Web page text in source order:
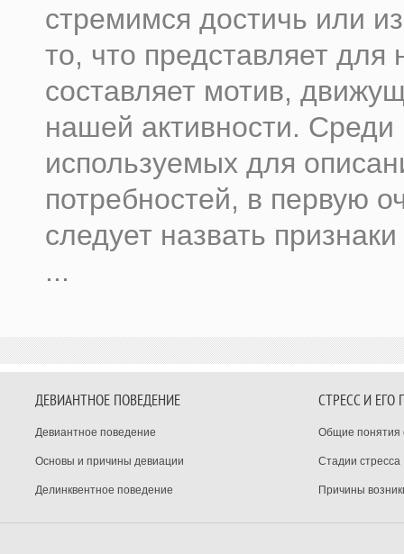
стремимся достичь или
то, что представляет для
составляет мотив,
нашей активности. Среди
используемых для
потребностей, в первую
следует назвать
...
ДЕВИАНТНОЕ ПОВЕДЕНИЕ
Девиантное поведение
Основы и причины девиации
Делинквентное поведение
СТРЕСС И ЕГО
Общие понятия
Стадии стресса
Причины